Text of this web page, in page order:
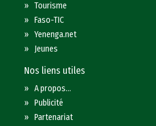
»Tourisme
»Faso-TIC
»Yenenga.net
» Jeunes
Nos liens utiles
»A propos...
»Publicité
»Partenariat